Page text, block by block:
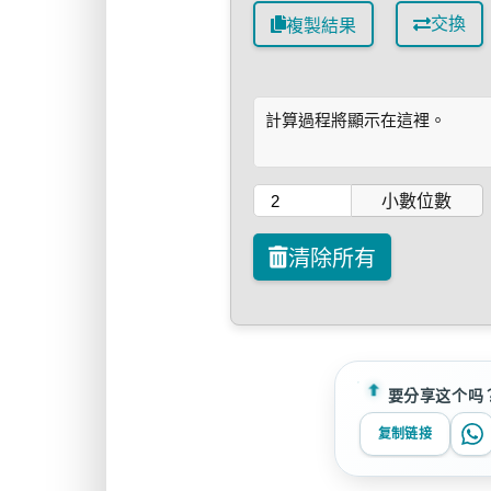
複製結果 交換
計算過程將顯示在這裡。
小數位數
清除所有
要分享这个吗
复制链接